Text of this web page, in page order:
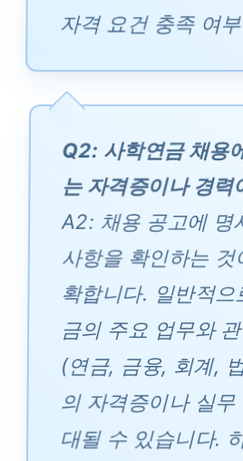
자격 요건 충족 여
Q2: 사학연금 채용
는 자격증이나 경력
A2: 채용 공고에 명
사항을 확인하는 것
확합니다. 일반적으
금의 주요 업무와
(연금, 금융, 회계,
의 자격증이나 실무
대될 수 있습니다.